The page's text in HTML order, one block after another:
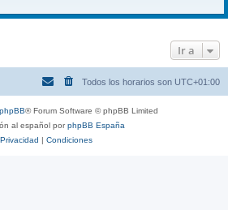
Ir a
Todos los horarios son UTC+01:00
phpBB® Forum Software © phpBB Limited
al español porphpBB España
Privacidad | Condiciones